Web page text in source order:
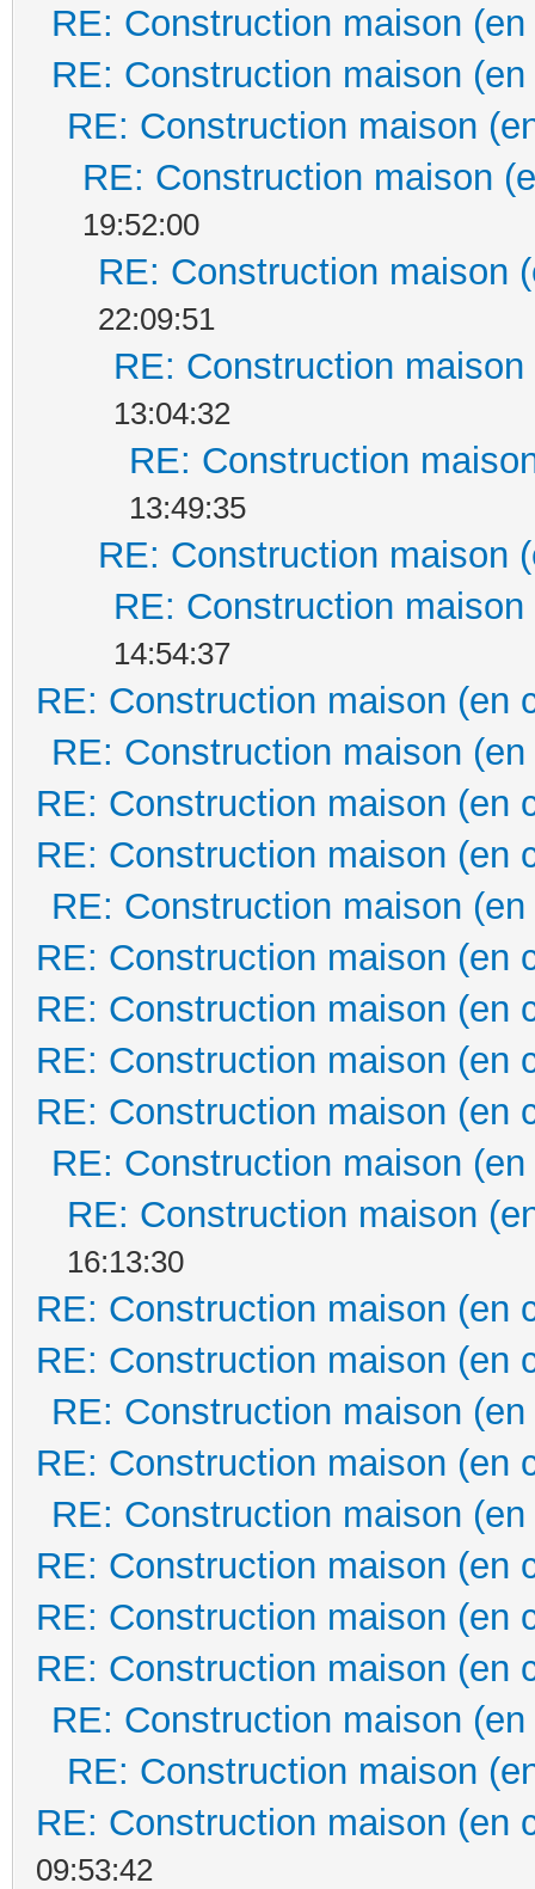
RE: Construction maison
RE: Construction maison
RE: Construction maison
RE: Construction maison
19:52:00
RE: Construction maison
22:09:51
RE: Construction
13:04:32
RE: Construction
13:49:35
RE: Construction maison
RE: Construction
14:54:37
RE: Construction maison (en
RE: Construction maison
RE: Construction maison (en
RE: Construction maison (en
RE: Construction maison
RE: Construction maison (en
RE: Construction maison (en
RE: Construction maison (en
RE: Construction maison (en
RE: Construction maison
RE: Construction maison
16:13:30
RE: Construction maison (en
RE: Construction maison (en
RE: Construction maison
RE: Construction maison (en
RE: Construction maison
RE: Construction maison (en
RE: Construction maison (en
RE: Construction maison (en
RE: Construction maison
RE: Construction maison
RE: Construction maison (en
09:53:42